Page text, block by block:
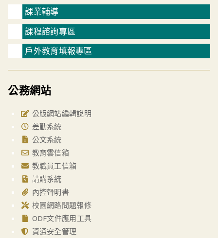
課業輔導
課程諮詢專區
戶外教育填報專區
公務網站
公版網站編輯說明
差勤系統
公文系統
教育雲信箱
教職員工信箱
請購系統
內控聲明書
校園網路問題報修
ODF文件應用工具
資通安全管理